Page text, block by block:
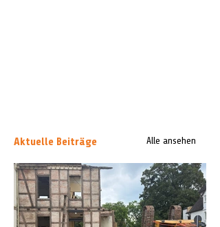
Aktuelle Beiträge Alle ansehen